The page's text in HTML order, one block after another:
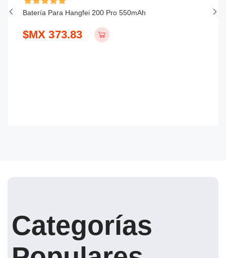
Batería Para Hangfei 200 Pro 550mAh
$MX 373.83
Categorías